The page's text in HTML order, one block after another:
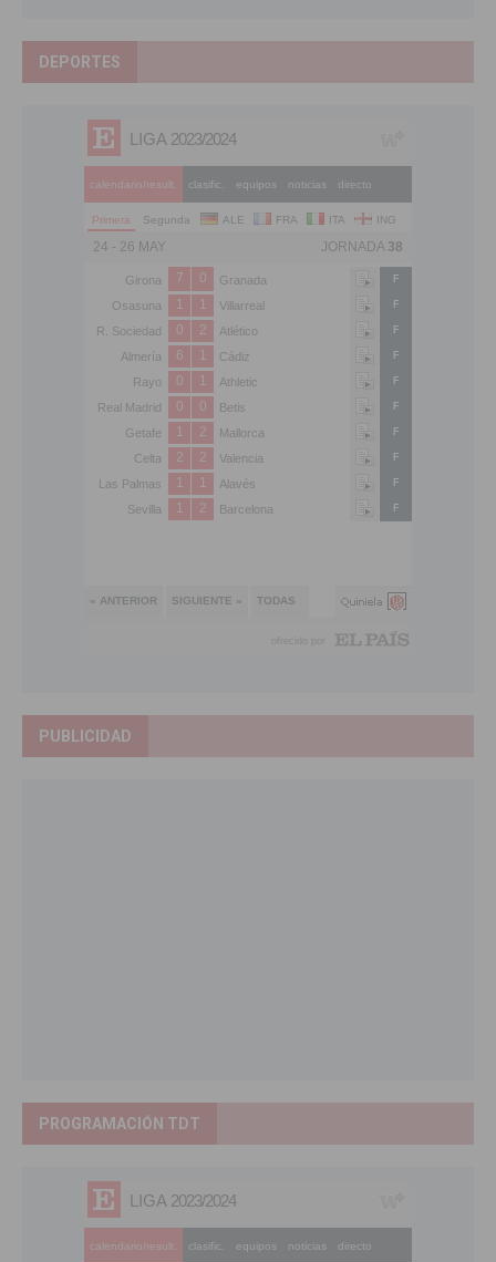
DEPORTES
PUBLICIDAD
PROGRAMACIÓN TDT